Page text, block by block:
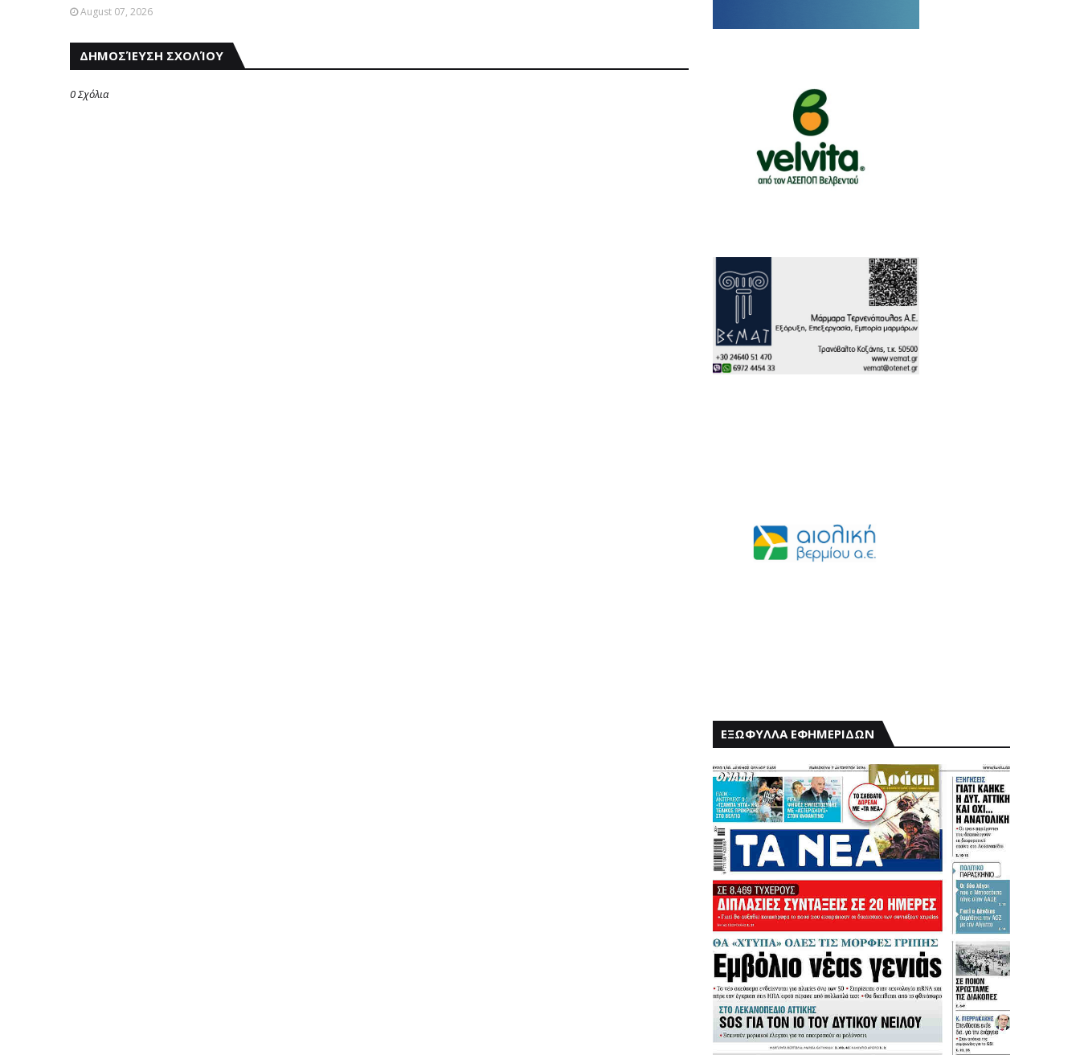
August 07, 2026
ΔΗΜΟΣΊΕΥΣΗ ΣΧΟΛΊΟΥ
0 Σχόλια
ΕΞΩΦΥΛΛΑ ΕΦΗΜΕΡΙΔΩΝ